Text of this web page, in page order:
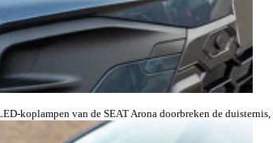
koplampen van de SEAT Arona doorbreken de